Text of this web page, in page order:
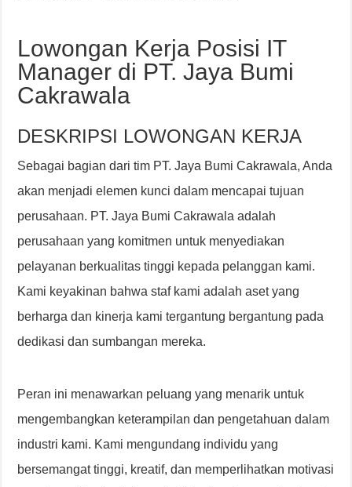
Lowongan Kerja Posisi IT
Manager di PT. Jaya Bumi
Cakrawala
DESKRIPSI LOWONGAN KERJA
Sebagai bagian dari tim PT. Jaya Bumi Cakrawala, Anda
akan menjadi elemen kunci dalam mencapai tujuan
perusahaan. PT. Jaya Bumi Cakrawala adalah
perusahaan yang komitmen untuk menyediakan
pelayanan berkualitas tinggi kepada pelanggan kami.
Kami keyakinan bahwa staf kami adalah aset yang
berharga dan kinerja kami tergantung bergantung pada
dedikasi dan sumbangan mereka.
Peran ini menawarkan peluang yang menarik untuk
mengembangkan keterampilan dan pengetahuan dalam
industri kami. Kami mengundang individu yang
bersemangat tinggi, kreatif, dan memperlihatkan motivasi